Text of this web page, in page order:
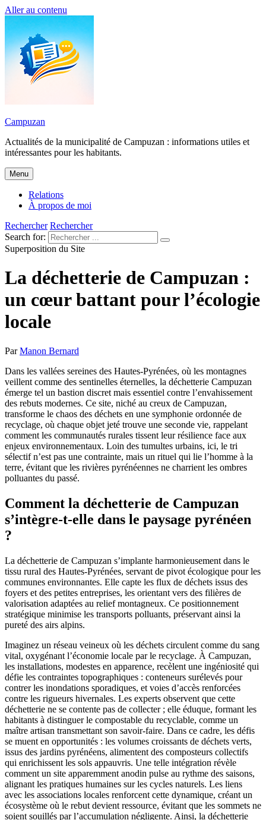
Aller au contenu
Campuzan
Actualités de la municipalité de Campuzan : informations utiles et
intéressantes pour les habitants.
Menu
Relations
À propos de moi
Rechercher Rechercher
Search for:
Superposition du Site
La déchetterie de Campuzan :
un cœur battant pour l’écologie
locale
ParManon Bernard
Dans les vallées sereines des Hautes-Pyrénées, où les montagnes
veillent comme des sentinelles éternelles, la déchetterie Campuzan
émerge tel un bastion discret mais essentiel contre l’envahissement
des rebuts modernes. Ce site, niché au creux de Campuzan,
transforme le chaos des déchets en une symphonie ordonnée de
recyclage, où chaque objet jeté trouve une seconde vie, rappelant
comment les communautés rurales tissent leur résilience face aux
enjeux environnementaux. Loin des tumultes urbains, ici, le tri
sélectif n’est pas une contrainte, mais un rituel qui lie l’homme à la
terre, évitant que les rivières pyrénéennes ne charrient les ombres
polluantes du passé.
Comment la déchetterie de Campuzan
s’intègre-t-elle dans le paysage pyrénéen
?
La déchetterie de Campuzan s’implante harmonieusement dans le
tissu rural des Hautes-Pyrénées, servant de pivot écologique pour les
communes environnantes. Elle capte les flux de déchets issus des
foyers et des petites entreprises, les orientant vers des filières de
valorisation adaptées au relief montagneux. Ce positionnement
stratégique minimise les transports polluants, préservant ainsi la
pureté des airs alpins.
Imaginez un réseau veineux où les déchets circulent comme du sang
vital, oxygénant l’économie locale par le recyclage. À Campuzan,
les installations, modestes en apparence, recèlent une ingéniosité qui
défie les contraintes topographiques : conteneurs surélevés pour
contrer les inondations sporadiques, et voies d’accès renforcées
contre les rigueurs hivernales. Les experts observent que cette
déchetterie ne se contente pas de collecter ; elle éduque, formant les
habitants à distinguer le compostable du recyclable, comme un
maître artisan transmettant son savoir-faire. Dans ce cadre, les défis
se muent en opportunités : les volumes croissants de déchets verts,
issus des jardins pyrénéens, alimentent des composteurs collectifs
qui enrichissent les sols appauvris. Une telle intégration révèle
comment un site apparemment anodin pulse au rythme des saisons,
alignant les pratiques humaines sur les cycles naturels. Les liens
avec les associations locales renforcent cette dynamique, créant un
écosystème où le rebut devient ressource, évitant que les sommets ne
soient souillés par l’accumulation négligente. Ainsi, la déchetterie